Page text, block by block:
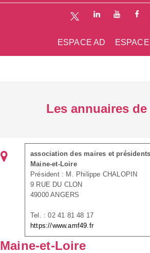
ESPACE AD
Les annuaires
association des maires et
Maine-et-Loire
Président : M. Philippe CHALOPIN
9 RUE DU CLON
49000 ANGERS
Tel. : 02 41 81 48 17
https://www.amf49.fr
Maine-et-Loire